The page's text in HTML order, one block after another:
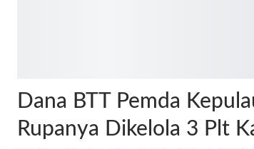
Dana BTT Pemda
Rupanya Dikelola 3 Plt